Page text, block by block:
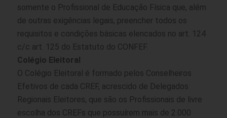
somente o Profissional de Educação Física que, além
de outras exigências legais, preencher todos os
requisitos e condições básicas elencados no art. 124
c/c art. 125 do Estatuto do CONFEF.
Colégio Eleitoral
O Colégio Eleitoral é formado pelos Conselheiros
Efetivos de cada CREF, acrescido de Delegados
Regionais Eleitores, que são os Profissionais de livre
escolha dos CREFs que possuírem mais de 2.000